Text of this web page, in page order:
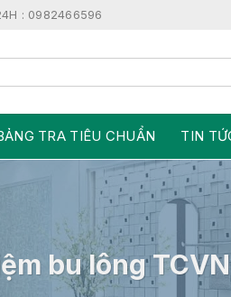
: 0982466596
TRA TIÊU CHUẨN TIN
bu lông